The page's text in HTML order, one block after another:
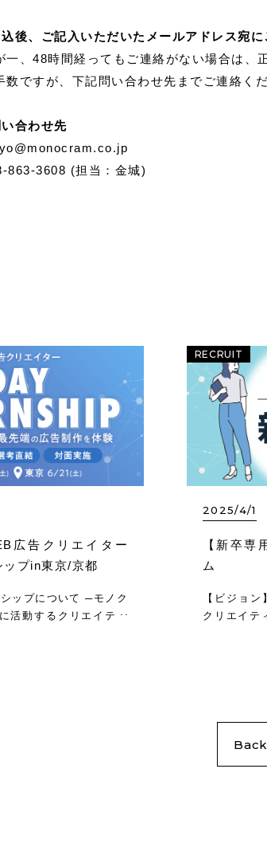
後、ご記入いただいたメールアドレス宛
一、48時間経ってもご連絡がない場合は、
数ですが、下記問い合わせ先までご連絡くだ
合わせ先
863-3608 (担当：金城)
広告クリエイター
プin東京/京都
ップについて ─モノク
活動するクリエイティ
RECRUIT
2025/4/1
【新卒専
ム
【ビジョ
クリエイテ